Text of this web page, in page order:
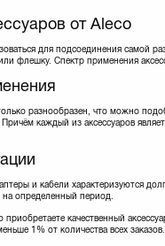
от Aleco
для подсоединения самой
флешку. Спектр применения
разнообразен, что можно
каждый из аксессуаров
и кабели характеризуются
на определенный период.
качественный
1% от количества всех заказов.